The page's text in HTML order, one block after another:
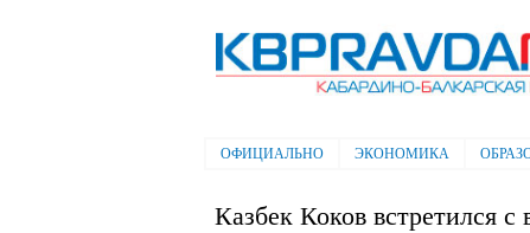
Электронная газета "Кабардино-
Балкарская правда"
Главное меню
ОФИЦИАЛЬНО ЭКОНОМИКА
Казбек Коков встретился